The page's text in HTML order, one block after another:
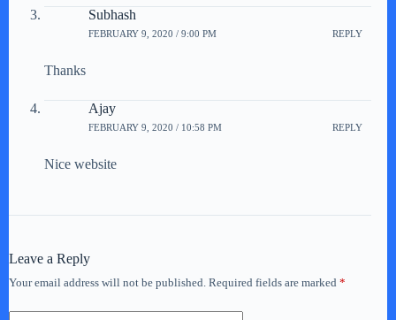
Subhash
FEBRUARY 9, 2020 / 9:00 PM REPLY
Thanks
Ajay
FEBRUARY 9, 2020 / 10:58 PM REPLY
Nice website
Leave a Reply
Your email address will not be published. Required fields are marked *